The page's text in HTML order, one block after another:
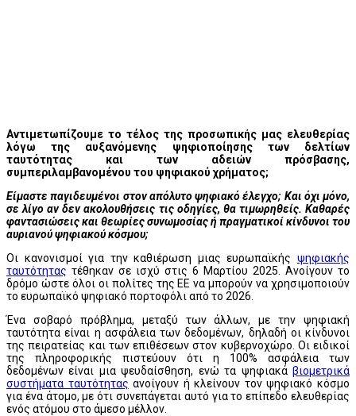
Αντιμετωπίζουμε το τέλος της προσωπικής μας ελευθερίας
λόγω της αυξανόμενης ψηφιοποίησης των δελτίων
ταυτότητας και των αδειών πρόσβασης,
συμπεριλαμβανομένου του ψηφιακού χρήματος;
Είμαστε παγιδευμένοι στον απόλυτο ψηφιακό έλεγχο; Και όχι μόνο,
σε λίγο αν δεν ακολουθήσεις τις οδηγίες, θα τιμωρηθείς. Καθαρές
φαντασιώσεις και θεωρίες συνωμοσίας ή πραγματικοί κίνδυνοι του
αυριανού ψηφιακού κόσμου;
Οι κανονισμοί για την καθιέρωση μιας ευρωπαϊκής ψηφιακής
ταυτότητας τέθηκαν σε ισχύ στις 6 Μαρτίου 2025. Ανοίγουν το
δρόμο ώστε όλοι οι πολίτες της ΕΕ να μπορούν να χρησιμοποιούν
το ευρωπαϊκό ψηφιακό πορτοφόλι από το 2026.
Ένα σοβαρό πρόβλημα, μεταξύ των άλλων, με την ψηφιακή
ταυτότητα είναι η ασφάλεια των δεδομένων, δηλαδή οι κίνδυνοι
της πειρατείας και των επιθέσεων στον κυβερνοχώρο. Οι ειδικοί
της πληροφορικής πιστεύουν ότι η 100% ασφάλεια των
δεδομένων είναι μια ψευδαίσθηση, ενώ τα ψηφιακά βιομετρικά
συστήματα ταυτότητας ανοίγουν ή κλείνουν τον ψηφιακό κόσμο
για ένα άτομο, με ότι συνεπάγεται αυτό για το επίπεδο ελευθερίας
ενός ατόμου στο άμεσο μέλλον.